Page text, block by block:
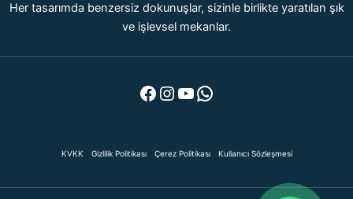
Her tasarımda benzersiz dokunuşlar, sizinle birlikte yaratılan şık
ve işlevsel mekanlar.
Facebook
Instagram
YouTube
WhatsApp
KVKK Gizlilik Politikası Çerez Politikası Kullanıcı Sözleşmesi